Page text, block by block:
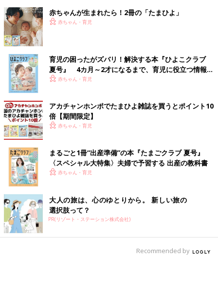
赤ちゃんが生まれたら！2冊の「たまひよ」
赤ちゃん・育児
育児の困ったがズバリ！解決する本『ひよこクラブ
夏号』 4カ月～2才になるまで、育児に役立つ情報が
いっぱい！
赤ちゃん・育児
アカチャンホンポでたまひよ雑誌を買うとポイント10
倍【期間限定】
赤ちゃん・育児
まるごと1冊“出産準備”の本『たまごクラブ 夏号』
〈スペシャル大特集〉夫婦で予習する 出産の教科書
赤ちゃん・育児
大人の旅は、心のゆとりから。 新しい旅の
選択肢って？
PR(リゾート・ステーション株式会社)
Recommended by